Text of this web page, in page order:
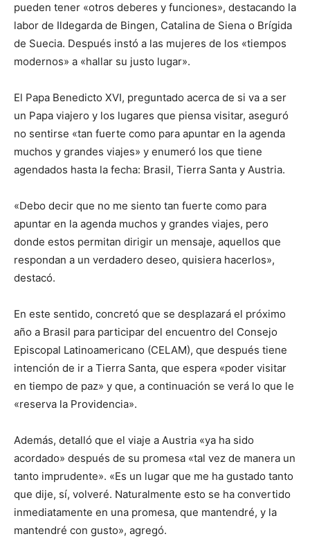
pueden tener «otros deberes y funciones», destacando la
labor de Ildegarda de Bingen, Catalina de Siena o Brígida
de Suecia. Después instó a las mujeres de los «tiempos
modernos» a «hallar su justo lugar».
El Papa Benedicto XVI, preguntado acerca de si va a ser
un Papa viajero y los lugares que piensa visitar, aseguró
no sentirse «tan fuerte como para apuntar en la agenda
muchos y grandes viajes» y enumeró los que tiene
agendados hasta la fecha: Brasil, Tierra Santa y Austria.
«Debo decir que no me siento tan fuerte como para
apuntar en la agenda muchos y grandes viajes, pero
donde estos permitan dirigir un mensaje, aquellos que
respondan a un verdadero deseo, quisiera hacerlos»,
destacó.
En este sentido, concretó que se desplazará el próximo
año a Brasil para participar del encuentro del Consejo
Episcopal Latinoamericano (CELAM), que después tiene
intención de ir a Tierra Santa, que espera «poder visitar
en tiempo de paz» y que, a continuación se verá lo que le
«reserva la Providencia».
Además, detalló que el viaje a Austria «ya ha sido
acordado» después de su promesa «tal vez de manera un
tanto imprudente». «Es un lugar que me ha gustado tanto
que dije, sí, volveré. Naturalmente esto se ha convertido
inmediatamente en una promesa, que mantendré, y la
mantendré con gusto», agregó.